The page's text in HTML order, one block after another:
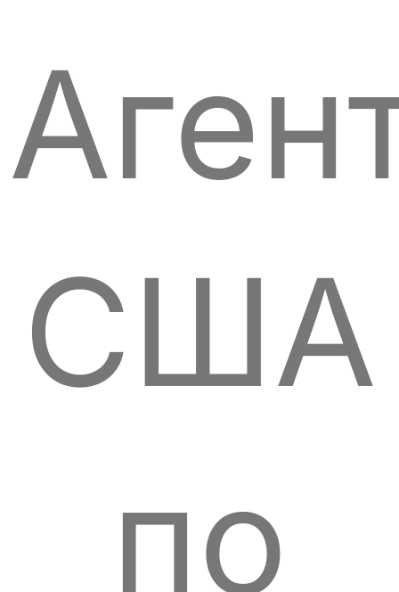
США
по